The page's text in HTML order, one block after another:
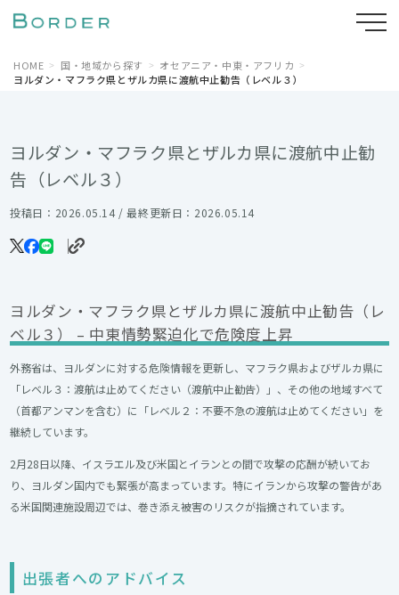
HOME 国・地域から探す
オセアニア・中東・アフリカ
ヨルダン・マフラク県とザルカ県に渡航中止勧告（レベル３）
ヨルダン・マフラク県とザルカ県に渡航中止勧
告（レベル３）
投稿日：2026.05.14 / 最終更新日：2026.05.14
ヨルダン・マフラク県とザルカ県に渡航中止勧告（レ
ベル３） – 中東情勢緊迫化で危険度上昇
外務省は、ヨルダンに対する危険情報を更新し、マフラク県およびザルカ県に
「レベル３：渡航は止めてください（渡航中止勧告）」、その他の地域すべて
（首都アンマンを含む）に「レベル２：不要不急の渡航は止めてください」を
継続しています。
2月28日以降、イスラエル及び米国とイランとの間で攻撃の応酬が続いてお
り、ヨルダン国内でも緊張が高まっています。特にイランから攻撃の警告があ
る米国関連施設周辺では、巻き添え被害のリスクが指摘されています。
出張者へのアドバイス